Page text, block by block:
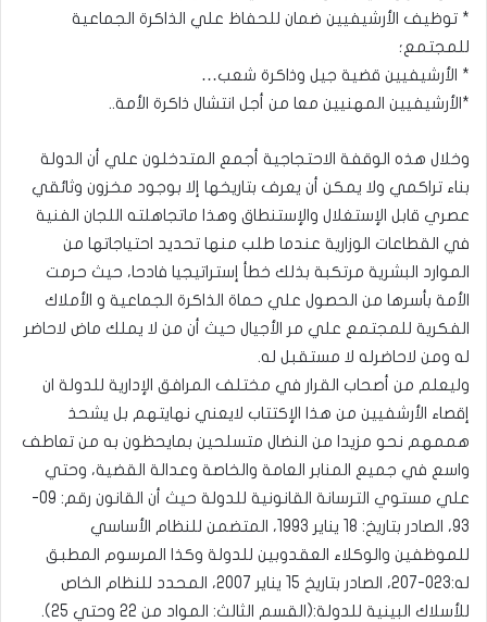
* توظيف الأرشيفيين ضمان للحفاظ علي الذاكرة الجماعية
للمجتمع؛
* الأرشيفيين قضية جيل وذاكرة شعب…
*الأرشيفيين المهنيين معا من أجل انتشال ذاكرة الأمة..
وخلال هذه الوقفة الاحتجاجية أجمع المتدخلون علي أن الدولة
بناء تراكمي ولا يمكن أن يعرف بتاريخها إلا بوجود مخزون وثائقي
عصري قابل الإستغلال والإستنطاق وهذا ماتجاهلته اللجان الفنية
في القطاعات الوزارية عندما طلب منها تحديد احتياجاتها من
الموارد البشرية مرتكبة بذلك خطأ إستراتيجيا فادحا، حيث حرمت
الأمة بأسرها من الحصول علي حماة الذاكرة الجماعية و الأملاك
الفكرية للمجتمع علي مر الأجيال حيث أن من لا يملك ماض لاحاضر
له ومن لاحاضرله لا مستقبل له.
وليعلم من أصحاب القرار في مختلف المرافق الإدارية للدولة ان
إقصاء الأرشفيين من هذا الإكتتاب لايعني نهايتهم بل يشحذ
هممهم نحو مزيدا من النضال متسلحين بمايحظون به من تعاطف
واسع في جميع المنابر العامة والخاصة وعدالة القضية، وحتي
علي مستوي الترسانة القانونية للدولة حيث أن القانون رقم: 09-
93، الصادر بتاريخ: 18 يناير 1993، المتضمن للنظام الأساسي
للموظفين والوكلاء العقدوبين للدولة وكذا المرسوم المطبق
له:023-207، الصادر بتاريخ 15 يناير 2007، المحدد للنظام الخاص
للأسلاك البينية للدولة:(القسم الثالث: المواد من 22 وحتي 25).